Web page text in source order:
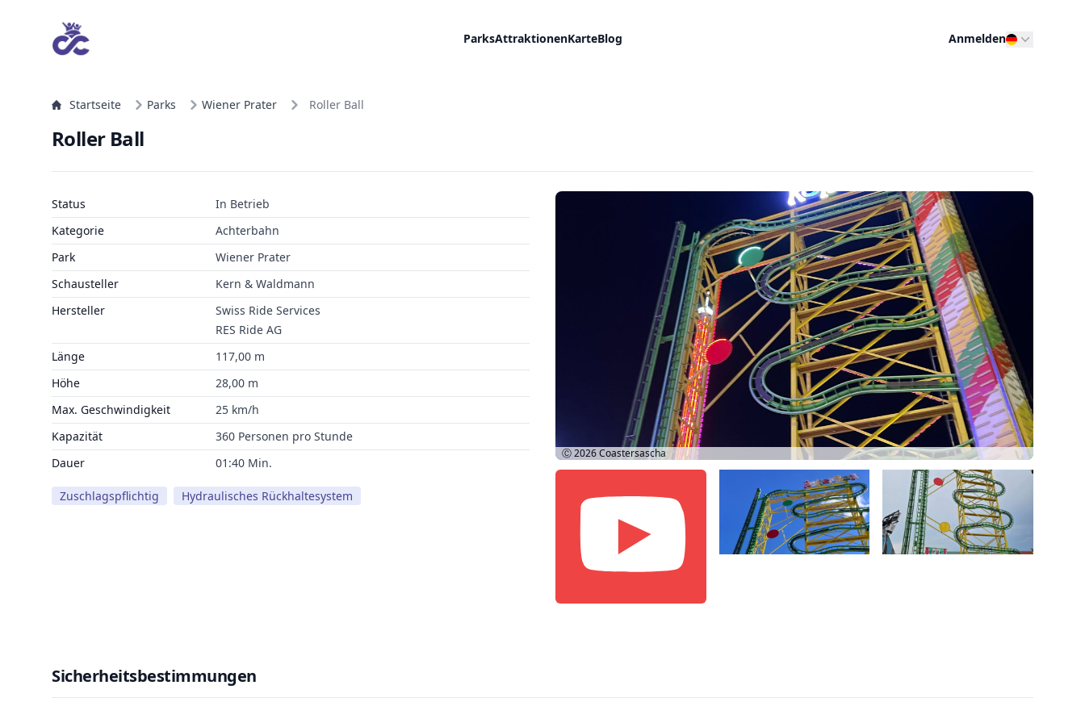
ParksAttraktionenKarteBlog Anmelden
Startseite Parks Wiener Prater Roller Ball
Roller Ball
Status
In Betrieb
Kategorie
Achterbahn
Park
Wiener Prater
Schausteller
Kern & Waldmann
Hersteller
Swiss Ride Services
RES Ride AG
Länge
117,00 m
Höhe
28,00 m
Max. Geschwindigkeit
25 km/h
Kapazität
360 Personen pro Stunde
Dauer
01:40 Min.
Zuschlagspflichtig Hydraulisches Rückhaltesystem
Ⓒ 2026Coastersascha
Sicherheitsbestimmungen